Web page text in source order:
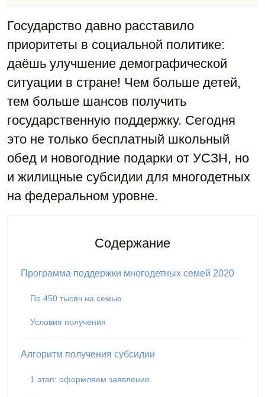
Государство давно расставило
приоритеты в социальной политике:
даёшь улучшение демографической
ситуации в стране! Чем больше детей,
тем больше шансов получить
государственную поддержку. Сегодня
это не только бесплатный школьный
обед и новогодние подарки от УСЗН, но
и жилищные субсидии для многодетных
на федеральном уровне.
Содержание
Программа поддержки многодетных семей 2020
По 450 тысяч на семью
Условия получения
Алгоритм получения субсидии
1 этап: оформляем заявление